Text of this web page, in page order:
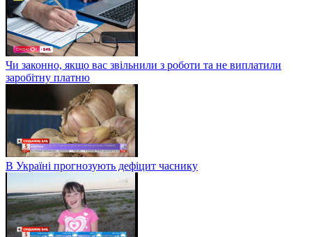
Чи законно, якщо вас звільнили з роботи та не виплатили
заробітну платню
В Україні прогнозують дефіцит часнику